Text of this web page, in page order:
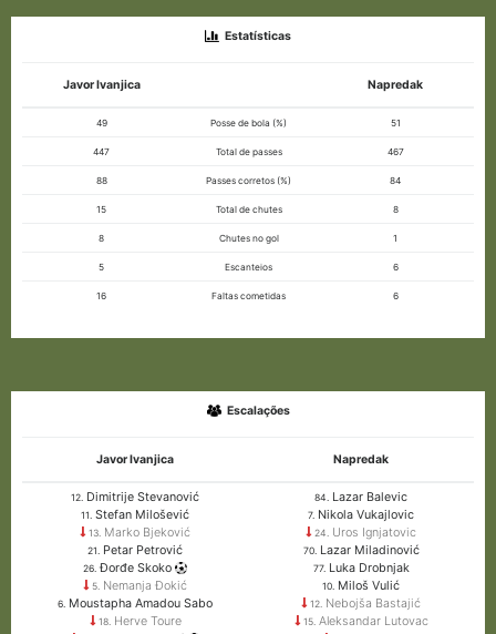
Estatísticas
Javor Ivanjica Napredak
49 Posse de bola (%) 51
447 Total de passes 467
88 Passes corretos (%) 84
15 Total de chutes 8
8 Chutes no gol 1
5 Escanteios 6
16 Faltas cometidas 6
Escalações
Javor Ivanjica Napredak
12. Dimitrije Stevanović
11. Stefan Milošević
13. Marko Bjeković
21. Petar Petrović
26. Đorđe Skoko
5. Nemanja Đokić
6. Moustapha Amadou Sabo
18.Herve Toure
84. Lazar Balevic
7. Nikola Vukajlovic
24. Uros Ignjatovic
70.Lazar Miladinović
77.Luka Drobnjak
10. Miloš Vulić
12. Nebojša Bastajić
15.Aleksandar Lutovac